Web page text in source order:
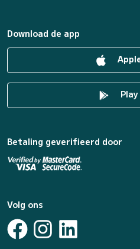
Download de app
Betaling geverifieerd door
Volg ons